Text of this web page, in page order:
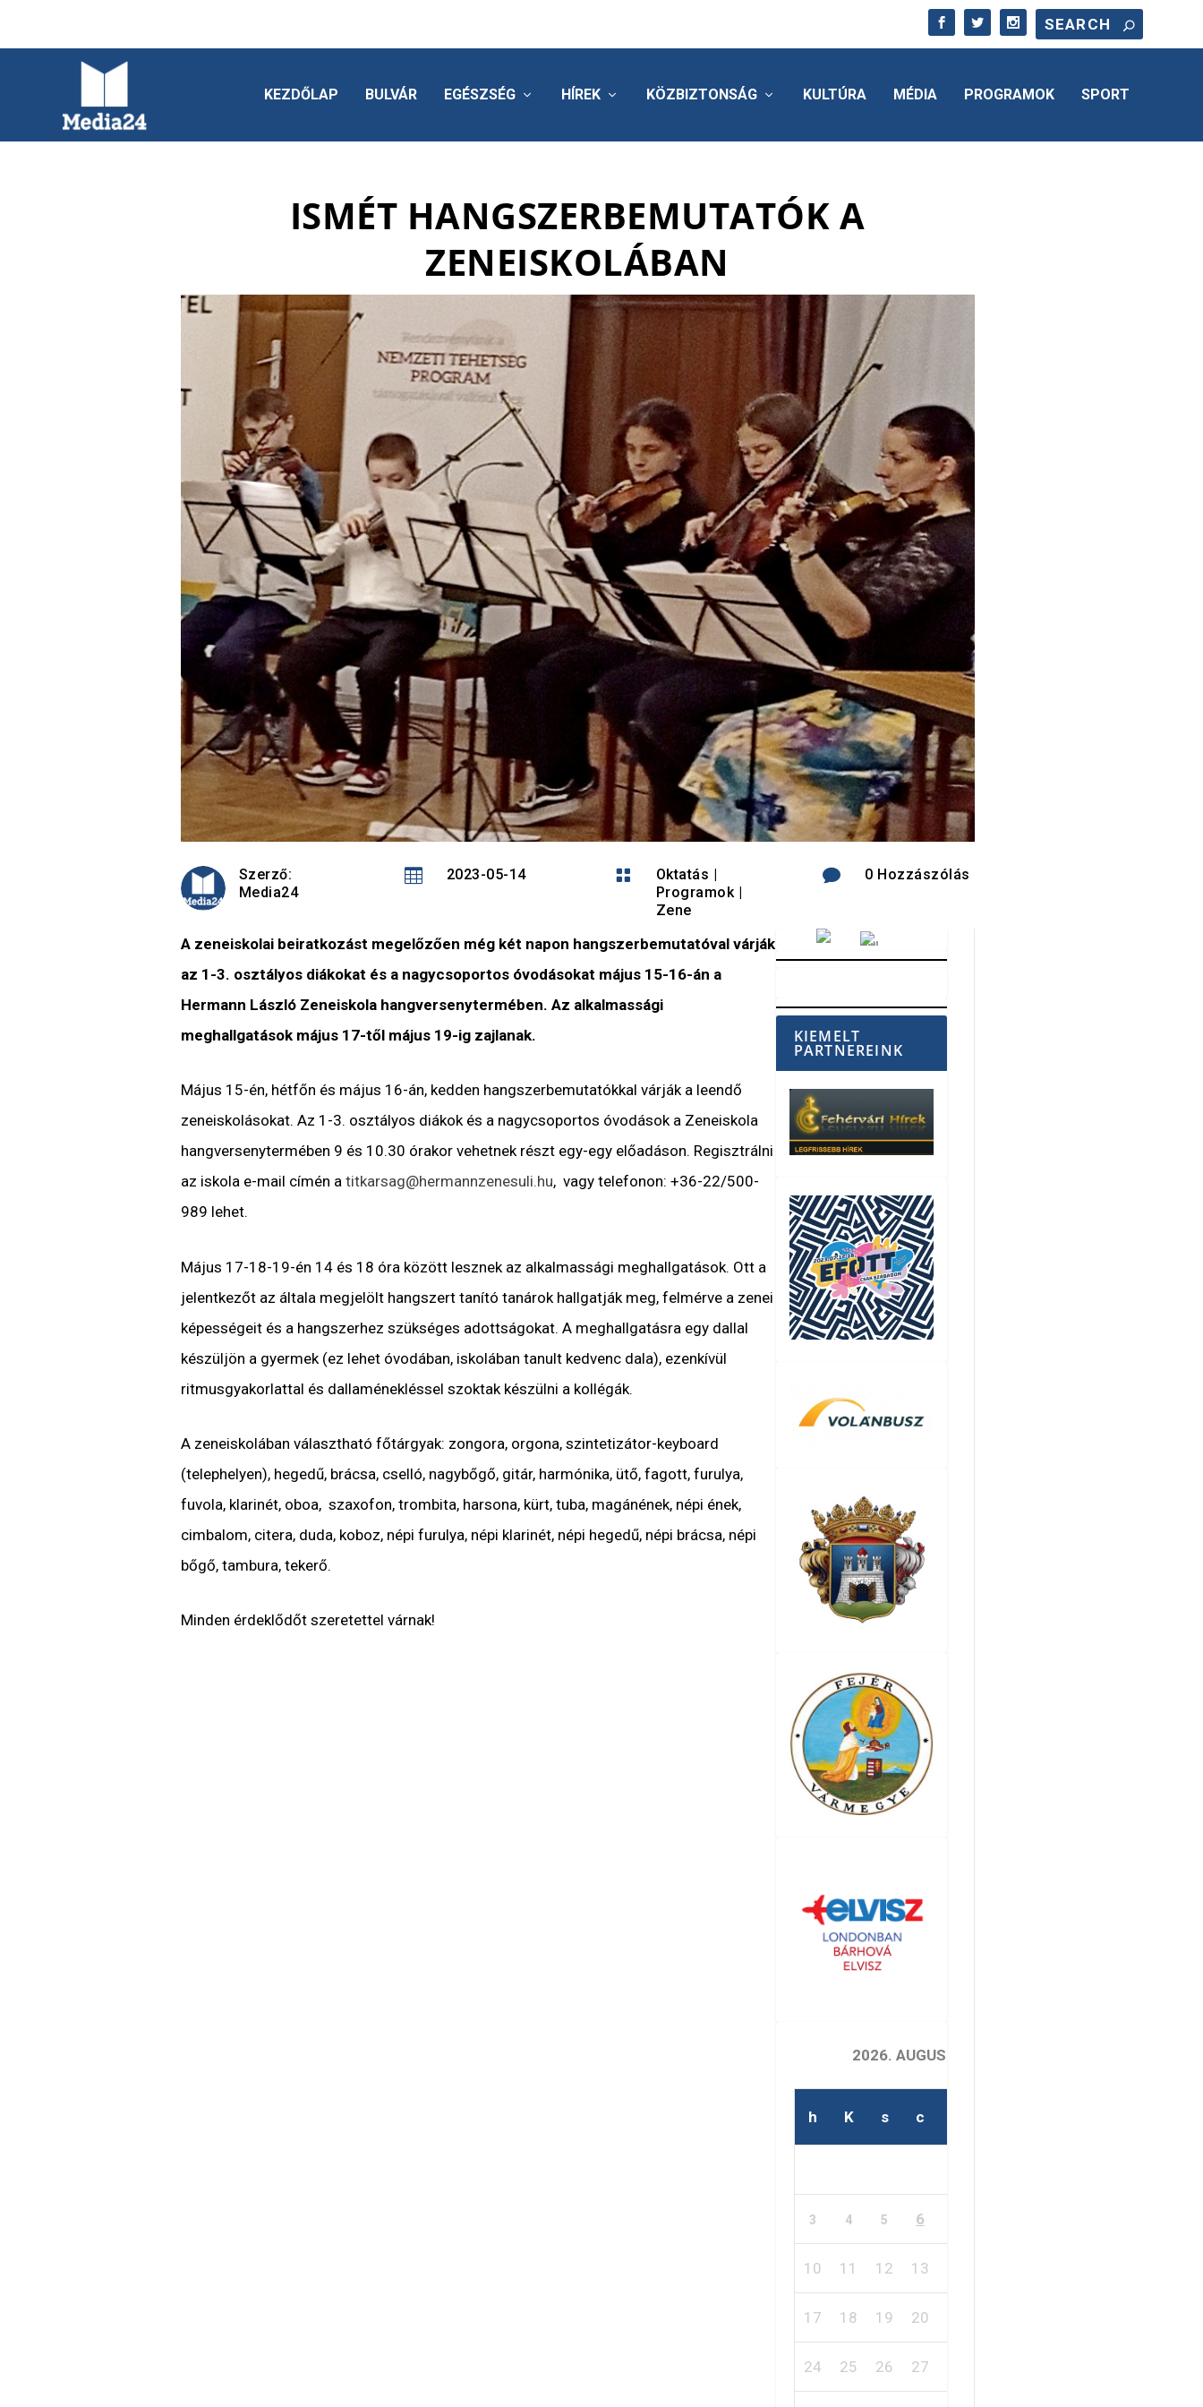
KEZDŐLAP BULVÁR EGÉSZSÉG HÍREK KÖZBIZTONSÁG KULTÚRA MÉDIA PROGRAMOK SPORT
ISMÉT HANGSZERBEMUTATÓK A
ZENEISKOLÁBAN
Szerző:
Media24
 2023-05-14  Oktatás
Programok|
Zene
 0 Hozzászólás
A zeneiskolai beiratkozást megelőzően még két napon hangszerbemutatóval várják
az 1-3. osztályos diákokat és a nagycsoportos óvodásokat május 15-16-án a
Hermann László Zeneiskola hangversenytermében. Az alkalmassági
meghallgatások május 17-től május 19-ig zajlanak.
Május 15-én, hétfőn és május 16-án, kedden hangszerbemutatókkal várják a leendő
zeneiskolásokat. Az 1-3. osztályos diákok és a nagycsoportos óvodások a Zeneiskola
hangversenytermében 9 és 10.30 órakor vehetnek részt egy-egy előadáson. Regisztrálni
az iskola e-mail címén a titkarsag@hermannzenesuli.hu, vagy telefonon: +36-22/500-
989 lehet.
Május 17-18-19-én 14 és 18 óra között lesznek az alkalmassági meghallgatások. Ott a
jelentkezőt az általa megjelölt hangszert tanító tanárok hallgatják meg, felmérve a zenei
képességeit és a hangszerhez szükséges adottságokat. A meghallgatásra egy dallal
készüljön a gyermek (ez lehet óvodában, iskolában tanult kedvenc dala), ezenkívül
ritmusgyakorlattal és dallaménekléssel szoktak készülni a kollégák.
A zeneiskolában választható főtárgyak: zongora, orgona, szintetizátor-keyboard
(telephelyen), hegedű, brácsa, cselló, nagybőgő, gitár, harmónika, ütő, fagott, furulya,
fuvola, klarinét, oboa, szaxofon, trombita, harsona, kürt, tuba, magánének, népi ének,
cimbalom, citera, duda, koboz, népi furulya, népi klarinét, népi hegedű, népi brácsa, népi
bőgő, tambura, tekerő.
Minden érdeklődőt szeretettel várnak!
KIEMELT
PARTNEREINK
2026. AUGUSZTUS
h K s c
3 4 5 6
10 11 12 13
17 18 19 20
24 25 26 27